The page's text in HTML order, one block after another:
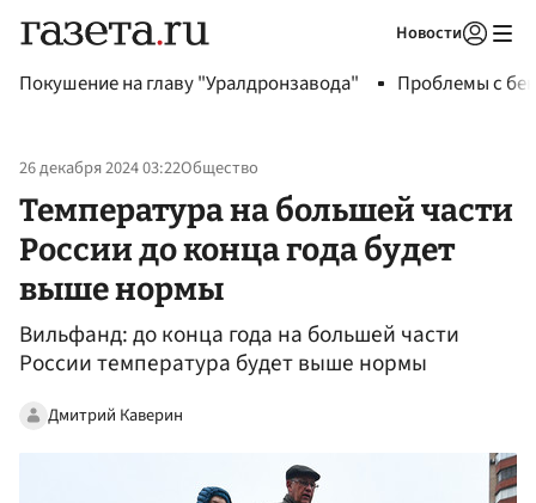
Новости
Покушение на главу "Уралдронзавода" Проблемы с
26 декабря 2024 03:22Общество
Температура на большей части
России до конца года будет
выше нормы
Вильфанд: до конца года на большей части
России температура будет выше нормы
Дмитрий Каверин